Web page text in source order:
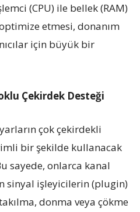
(CPU) ile bellek (RAM)
etmesi, donanım
için büyük bir
Çekirdek Desteği
çok çekirdekli
bir şekilde kullanacak
sayede, onlarca kanal
sinyal işleyicilerin (plugin)
donma veya çökme